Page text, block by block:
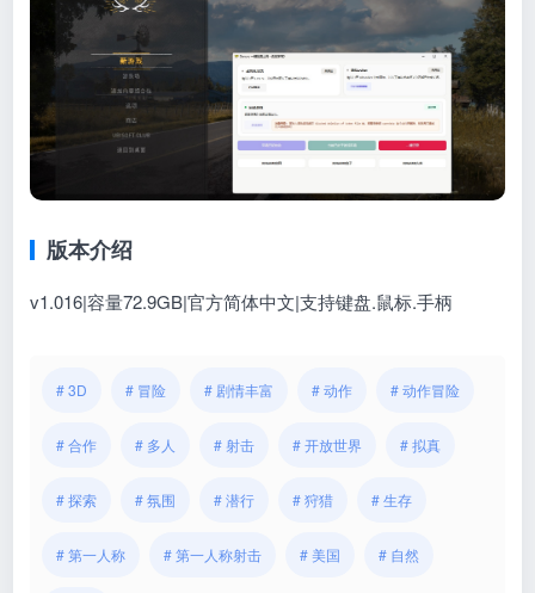
版本介绍
v1.016|容量72.9GB|官方简体中文|支持键盘.鼠标.手柄
# 3D # 冒险 # 剧情丰富 # 动作 # 动作冒险
# 合作 # 多人 # 射击 # 开放世界 # 拟真
# 探索 # 氛围 # 潜行 # 狩猎 # 生存
# 第一人称 # 第一人称射击 # 美国 # 自然